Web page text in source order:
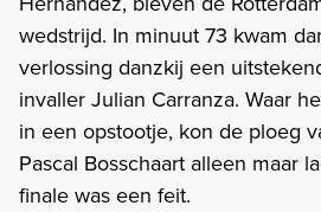
wedstrijd. In minuut 73 kwam
verlossing danzkij een
invaller Julian Carranza. Waar
in een opstootje, kon de ploeg
Pascal Bosschaart alleen maar
finale was een feit.